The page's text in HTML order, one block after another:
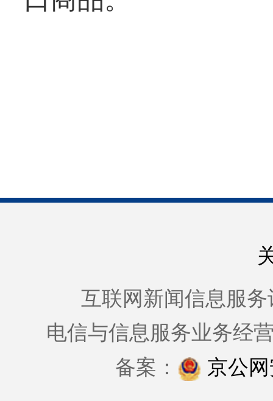
互联网新闻信息服务
电信与信息服务业务经
备案：
京公网